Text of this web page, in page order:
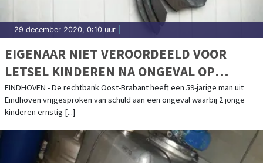
29 december 2020, 0:10 uur
EIGENAAR NIET VEROORDEELD VOOR
LETSEL KINDEREN NA ONGEVAL OP
EINDHOVENSE SKIBAAN
EINDHOVEN - De rechtbank Oost-Brabant heeft een 59-jarige man uit
Eindhoven vrijgesproken van schuld aan een ongeval waarbij 2 jonge
kinderen ernstig [...]